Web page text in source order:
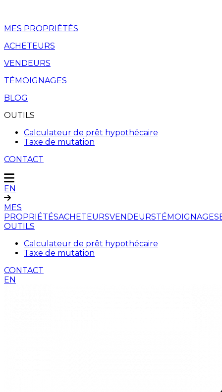
MES PROPRIÉTÉS
ACHETEURS
VENDEURS
TÉMOIGNAGES
BLOG
OUTILS
Calculateur de prêt hypothécaire
Taxe de mutation
CONTACT
EN
MES
PROPRIÉTÉSACHETEURSVENDEURSTÉMOIGNAGES
OUTILS
Calculateur de prêt hypothécaire
Taxe de mutation
CONTACT
EN